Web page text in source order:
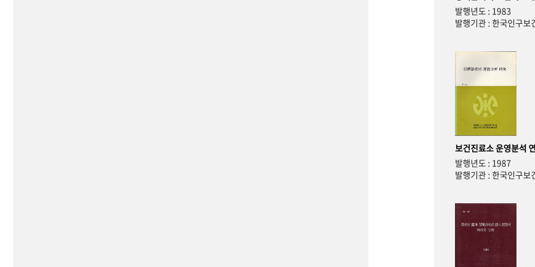
발행년도 : 1983
발행기관 : 한국인구보
보건진료소 운영분석
발행년도 : 1987
발행기관 : 한국인구보